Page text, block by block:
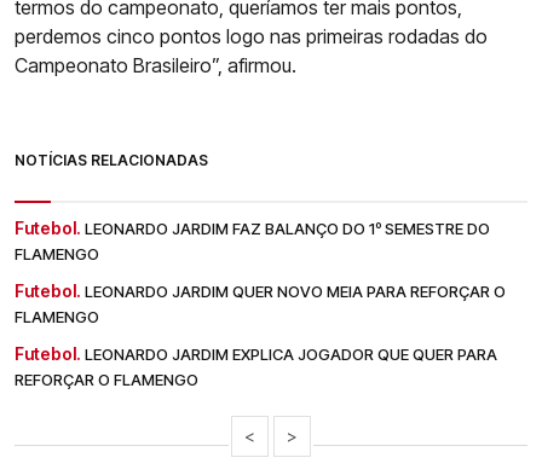
termos do campeonato, queríamos ter mais pontos,
perdemos cinco pontos logo nas primeiras rodadas do
Campeonato Brasileiro”, afirmou.
NOTÍCIAS RELACIONADAS
Futebol. LEONARDO JARDIM FAZ BALANÇO DO 1º SEMESTRE DO
FLAMENGO
Futebol. LEONARDO JARDIM QUER NOVO MEIA PARA REFORÇAR O
FLAMENGO
Futebol. LEONARDO JARDIM EXPLICA JOGADOR QUE QUER PARA
REFORÇAR O FLAMENGO
< >